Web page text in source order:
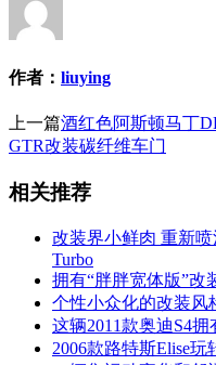
作者： liuying
上一篇酒红色阿斯顿马丁
GTR改装碳纤维车门
相关推荐
改装界小鲜肉 重新喷
Turbo
拥有“胖胖宽体版”改
个性小众化的改装风
这辆2011款奥迪S4
2006款路特斯Elise玩